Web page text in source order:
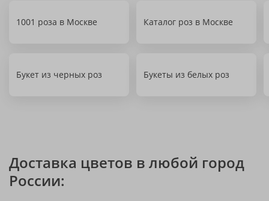
1001 роза в Москве Каталог роз в Москве
Букет из черных роз Букеты из белых роз
Доставка цветов в любой город
России: